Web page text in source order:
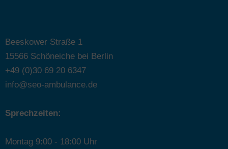
Beeskower Straße 1
15566 Schöneiche bei Berlin
+49 (0)30 69 20 6347
info@seo-ambulance.de
Sprechzeiten:
Montag 9:00 - 18:00 Uhr